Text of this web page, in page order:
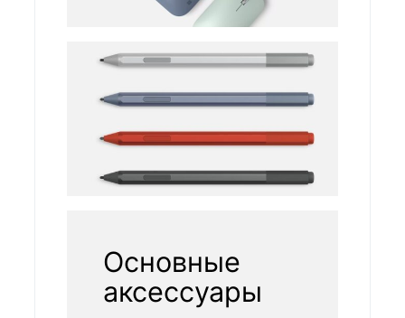
Основные
аксессуары